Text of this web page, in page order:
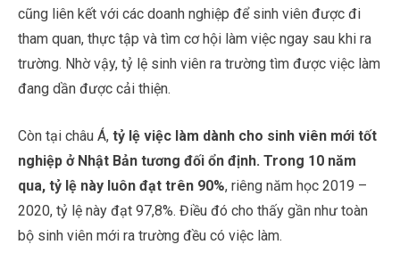
cũng liên kết với các doanh nghiệp để sinh viên được đi
tham quan, thực tập và tìm cơ hội làm việc ngay sau khi ra
trường. Nhờ vậy, tỷ lệ sinh viên ra trường tìm được việc làm
đang dần được cải thiện.
Còn tại châu Á, tỷ lệ việc làm dành cho sinh viên mới tốt
nghiệp ở Nhật Bản tương đối ổn định. Trong 10 năm
qua, tỷ lệ này luôn đạt trên 90%, riêng năm học 2019 –
2020, tỷ lệ này đạt 97,8%. Điều đó cho thấy gần như toàn
bộ sinh viên mới ra trường đều có việc làm.